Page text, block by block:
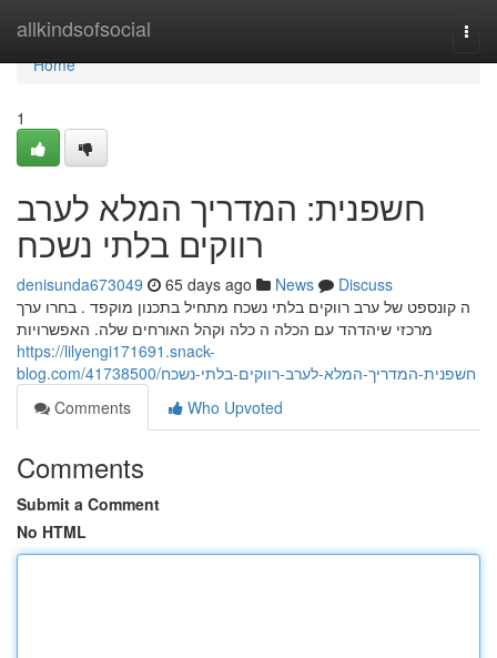
allkindsofsocial
Home
Home
1
חשפנית: המדריך המלא לערב
רווקים בלתי נשכח
denisunda673049 65 days ago News
Discuss
ה קונספט של ערב רווקים בלתי נשכח מתחיל בתכנון מוקפד . בחרו ערך
מרכזי שיהדהד עם הכלה ה כלה וקהל האורחים שלה. האפשרויות
https://lilyengi171691.snack-
blog.com/41738500/חשפנית-המדריך-המלא-לערב-רווקים-בלתי-נשכח
Comments
Who Upvoted
Comments
Submit a Comment
No HTML